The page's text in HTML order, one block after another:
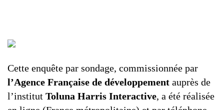
Cette enquête par sondage, commissionnée par
l’Agence Française de développement auprès de
l’institut Toluna Harris Interactive, a été réalisée